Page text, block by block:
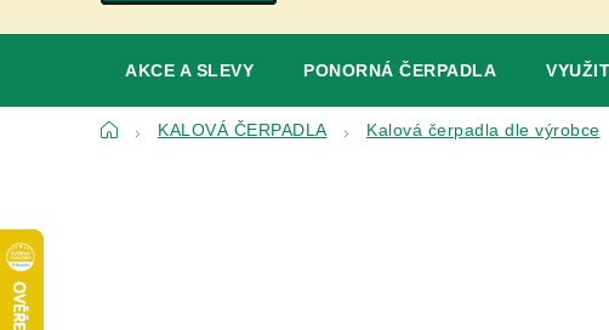
AKCE A SLEVY PONORNÁ ČERPADLA
DomůKALOVÁ ČERPADLA Kalová čerpadla dle výrobce